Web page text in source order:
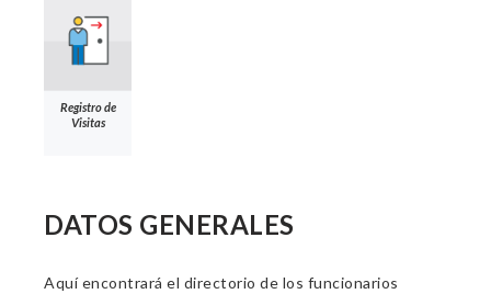
Registro de
Visitas
DATOS GENERALES
Aquí encontrará el directorio de los funcionarios